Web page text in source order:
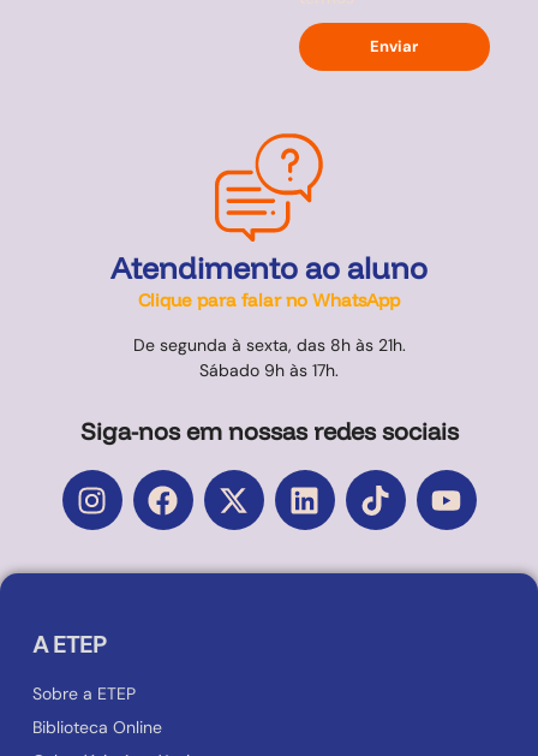
Enviar
Atendimento ao aluno
Clique para falar no WhatsApp
De segunda à sexta, das 8h às 21h.
Sábado 9h às 17h.
Siga-nos em nossas redes sociais
A ETEP
Sobre a ETEP
Biblioteca Online